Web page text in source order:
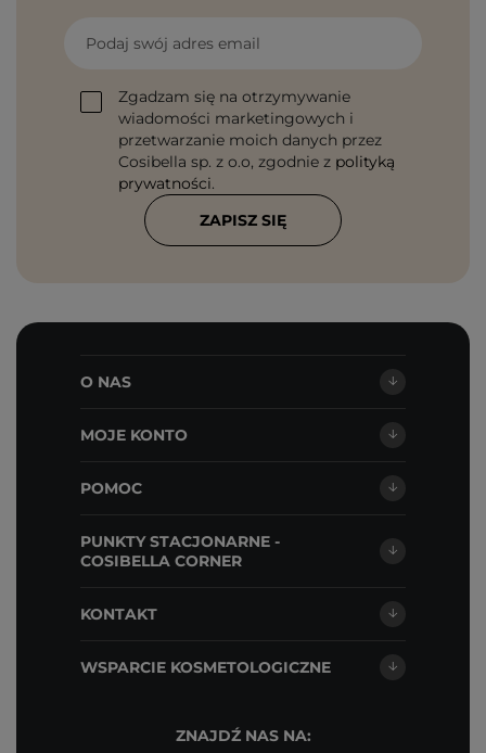
Podaj swój adres email
Zgadzam się na otrzymywanie
wiadomości marketingowych i
przetwarzanie moich danych przez
Cosibella sp. z o.o, zgodnie z polityką
prywatności.
ZAPISZ SIĘ
O NAS
MOJE KONTO
POMOC
PUNKTY STACJONARNE -
COSIBELLA CORNER
KONTAKT
WSPARCIE KOSMETOLOGICZNE
ZNAJDŹ NAS NA: